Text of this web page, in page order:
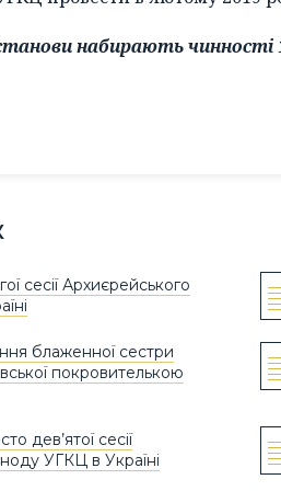
набирають чинності
сесії Архиєрейського
блаженної сестри
покровителькою
дев’ятої сесії
УГКЦ в Україні